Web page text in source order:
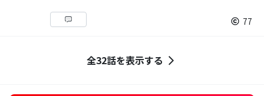
77
全32話を表示する